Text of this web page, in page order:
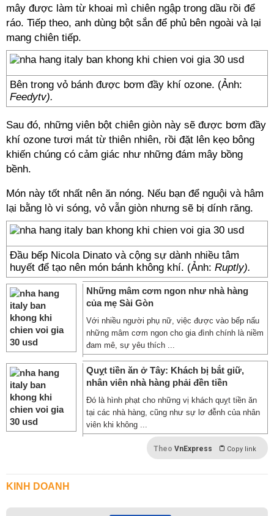
mây được làm từ khoai mì chiên ngập trong dầu rồi để
ráo. Tiếp theo, anh dùng bột sắn để phủ bên ngoài và lại
mang chiên tiếp.
Bên trong vỏ bánh được bơm đầy khí ozone. (Ảnh:
Feedytv).
Sau đó, những viên bột chiên giòn này sẽ được bơm đầy
khí ozone tươi mát từ thiên nhiên, rồi đặt lên kẹo bông
khiến chúng có cảm giác như những đám mây bồng
bềnh.
Món này tốt nhất nên ăn nóng. Nếu bạn để nguội và hâm
lại bằng lò vi sóng, vỏ vẫn giòn nhưng sẽ bị dính răng.
Đầu bếp Nicola Dinato và cộng sự dành nhiều tâm
huyết để tạo nên món bánh không khí. (Ảnh: Ruptly).
Những mâm cơm ngon như nhà hàng
của mẹ Sài Gòn
Với nhiều người phụ nữ, việc được vào bếp nấu
những mâm cơm ngon cho gia đình chính là niềm
đam mê, sự yêu thích ...
Quỵt tiền ăn ở Tây: Khách bị bắt giữ,
nhân viên nhà hàng phải đền tiền
Đó là hình phạt cho những vị khách quỵt tiền ăn
tại các nhà hàng, cũng như sự lơ đễnh của nhân
viên khi không ...
Theo VnExpress Copy link
KINH DOANH